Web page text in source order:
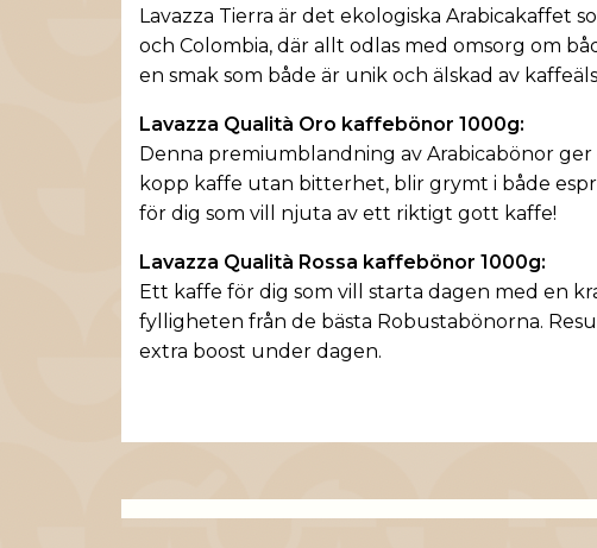
Lavazza Tierra är det ekologiska Arabicakaffet
och Colombia, där allt odlas med omsorg om
en smak som både är unik och älskad av
Lavazza Qualità Oro kaffebönor 1000g:
Denna premiumblandning av Arabicabönor
kopp kaffe utan bitterhet, blir grymt i både
för dig som vill njuta av ett riktigt gott kaffe!
Lavazza Qualità Rossa kaffebönor 1000g:
Ett kaffe för dig som vill starta dagen med en
fylligheten från de bästa Robustabönorna.
extra boost under dagen.